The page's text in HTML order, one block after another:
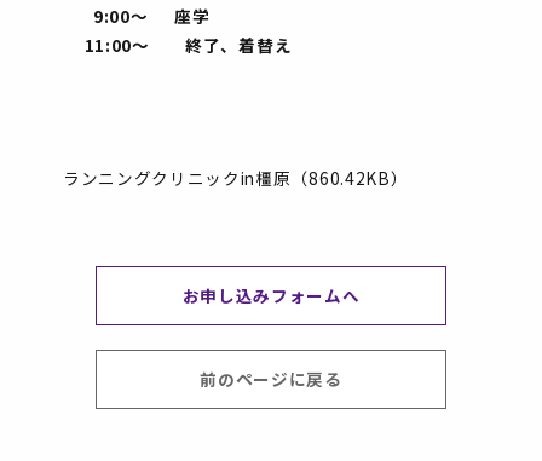
9:00～ 座学
11:00～ 終了、着替え
ランニングクリニックin橿原（860.42KB）
お申し込みフォームへ
前のページに戻る